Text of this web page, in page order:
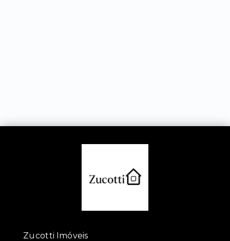
Zucotti Imóveis